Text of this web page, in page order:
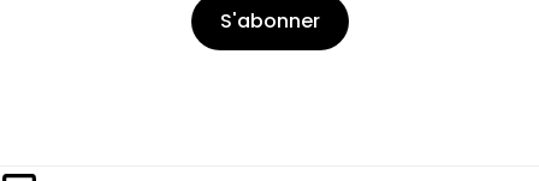
S'abonner